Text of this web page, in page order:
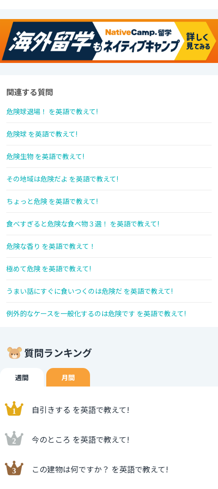
関連する質問
危険球退場！ を英語で教えて!
危険球 を英語で教えて!
危険生物 を英語で教えて!
その地域は危険だよ を英語で教えて!
ちょっと危険 を英語で教えて!
食べすぎると危険な食べ物３選！ を英語で教えて!
危険な香り を英語で教えて！
極めて危険 を英語で教えて!
うまい話にすぐに食いつくのは危険だ を英語で教えて!
例外的なケースを一般化するのは危険です を英語で教えて!
質問ランキング
週間 月間
自引きする を英語で教えて!
今のところ を英語で教えて!
この建物は何ですか？ を英語で教えて!